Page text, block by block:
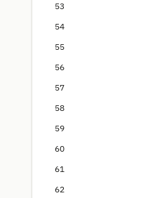
53
54
55
56
57
58
59
60
61
62